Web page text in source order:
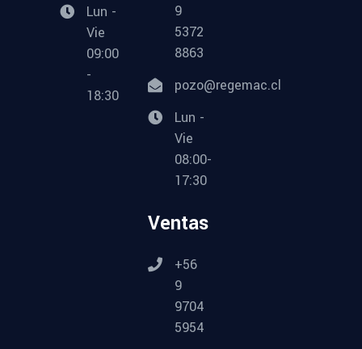
Lun -
Vie
09:00
-
18:30
9
5372
8863
pozo@regemac.cl
Lun -
Vie
08:00-
17:30
Ventas
+56
9
9704
5954